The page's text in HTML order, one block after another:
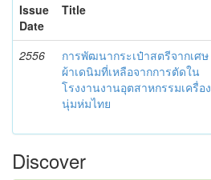
Issue
Date
Title
2556
การพัฒนากระเป๋าสตรีจากเศษ
ผ้าเดนิมที่เหลือจากการตัดใน
โรงงานงานอุตสาหกรรมเครื่อง
นุ่มห่มไทย
Discover